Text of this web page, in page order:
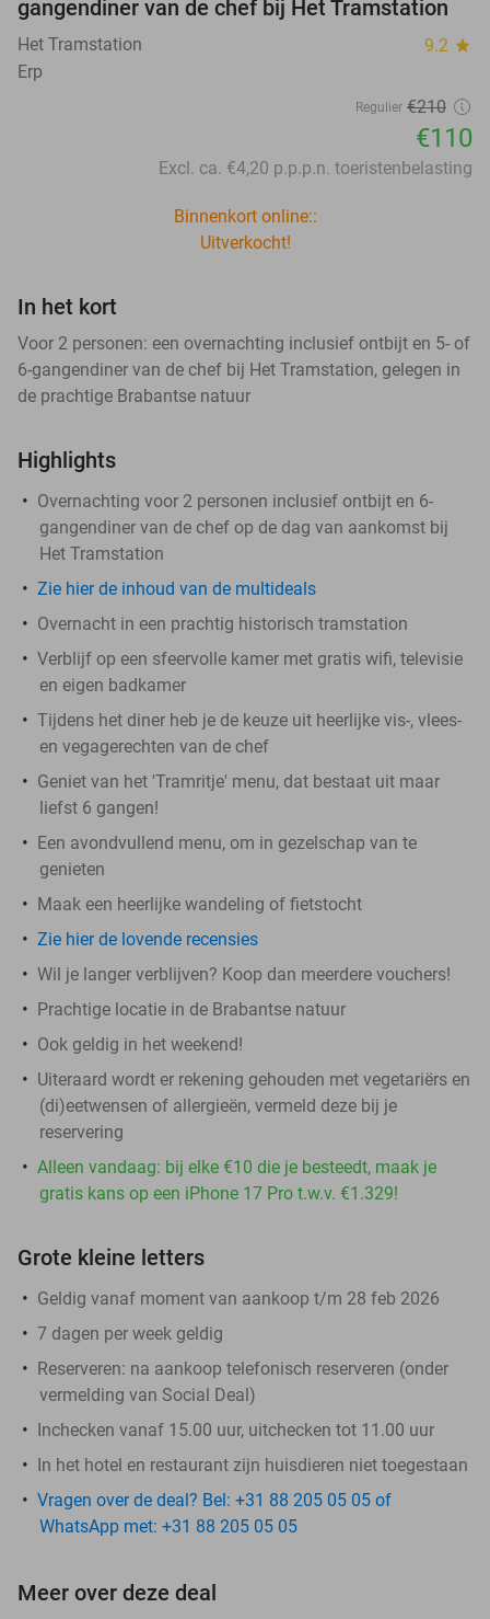
gangendiner van de chef bij Het Tramstation
Het Tramstation 9.2 star
Erp
Regulier €210
€110
Excl. ca. €4,20 p.p.p.n. toeristenbelasting
Binnenkort online::
Uitverkocht!
In het kort
Voor 2 personen: een overnachting inclusief ontbijt en 5- of
6-gangendiner van de chef bij Het Tramstation, gelegen in
de prachtige Brabantse natuur
Highlights
Overnachting voor 2 personen inclusief ontbijt en 6-
gangendiner van de chef op de dag van aankomst bij
Het Tramstation
Zie hier de inhoud van de multideals
Overnacht in een prachtig historisch tramstation
Verblijf op een sfeervolle kamer met gratis wifi, televisie
en eigen badkamer
Tijdens het diner heb je de keuze uit heerlijke vis-, vlees-
en vegagerechten van de chef
Geniet van het 'Tramritje' menu, dat bestaat uit maar
liefst 6 gangen!
Een avondvullend menu, om in gezelschap van te
genieten
Maak een heerlijke wandeling of fietstocht
Zie hier de lovende recensies
Wil je langer verblijven? Koop dan meerdere vouchers!
Prachtige locatie in de Brabantse natuur
Ook geldig in het weekend!
Uiteraard wordt er rekening gehouden met vegetariërs en
(di)eetwensen of allergieën, vermeld deze bij je
reservering
Alleen vandaag: bij elke €10 die je besteedt, maak je
gratis kans op een iPhone 17 Pro t.w.v. €1.329!
Grote kleine letters
Geldig vanaf moment van aankoop t/m 28 feb 2026
7 dagen per week geldig
Reserveren: na aankoop telefonisch reserveren (onder
vermelding van Social Deal)
Inchecken vanaf 15.00 uur, uitchecken tot 11.00 uur
In het hotel en restaurant zijn huisdieren niet toegestaan
Vragen over de deal? Bel: +31 88 205 05 05 of
WhatsApp met: +31 88 205 05 05
Meer over deze deal